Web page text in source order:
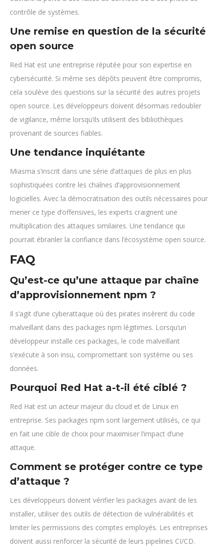
contrôle de systèmes.
Une remise en question de la sécurité
open source
Red Hat est une entreprise réputée pour son expertise en
cybersécurité. Si même ses dépôts peuvent être compromis,
cela soulève des questions sur la sécurité des autres projets
open source. Les développeurs doivent désormais redoubler
de vigilance, même lorsqu’ils utilisent des bibliothèques
provenant de sources fiables.
Une tendance inquiétante
Miasma s’inscrit dans une série d’attaques de plus en plus
sophistiquées contre les chaînes d’approvisionnement
logicielles. Avec la démocratisation des outils nécessaires pour
mener ce type d’offensives, les experts craignent une
multiplication des attaques similaires. Une tendance qui
pourrait ébranler la confiance dans l’écosystème open source.
FAQ
Qu’est-ce qu’une attaque par chaîne
d’approvisionnement npm ?
Il s’agit d’une cyberattaque où des pirates insèrent du code
malveillant dans des packages npm légitimes. Lorsqu’un
développeur installe ces packages, le code malveillant
s’exécute à son insu, compromettant son système ou ses
données.
Pourquoi Red Hat a-t-il été ciblé ?
Red Hat est un acteur majeur du cloud et de Linux en
entreprise. Ses packages npm sont largement utilisés, ce qui
en fait une cible de choix pour maximiser l’impact d’une
attaque.
Comment se protéger contre ce type
d’attaque ?
Les développeurs doivent vérifier les packages avant de les
installer, utiliser des outils de détection de vulnérabilités et
limiter les permissions des comptes employés. Les entreprises
doivent aussi renforcer la sécurité de leurs pipelines CI/CD.